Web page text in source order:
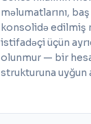
məlumatlarını,
konsolidə edilmiş
istifadəçi üçün
olunmur — bir
strukturuna uyğun